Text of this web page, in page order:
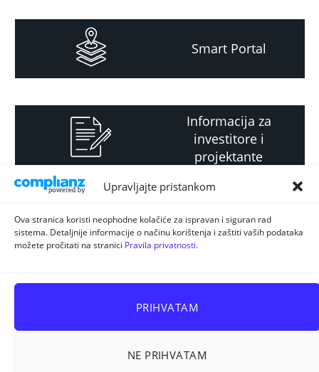
Upravljajte pristankom
Ova stranica koristi neophodne kolačiće za ispravan i siguran rad
sistema. Detaljnije informacije o načinu korištenja i zaštiti vaših podataka
možete pročitati na stranici Pravila privatnosti.
PRIHVATAM
NE PRIHVATAM
Smart Portal
Informacija za
investitore i
projektante
Strateški i planski
dokument